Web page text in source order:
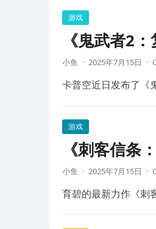
游戏
《鬼武者2
小鱼 · 2025年7月15日 ·
卡普空近日发布了《
游戏
《刺客信条
小鱼 · 2025年7月15日 ·
育碧的最新力作《刺